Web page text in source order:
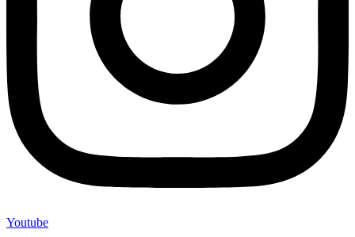
Youtube